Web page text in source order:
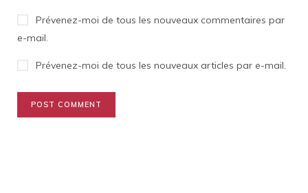
Prévenez-moi de tous les nouveaux commentaires par
e-mail.
Prévenez-moi de tous les nouveaux articles par e-mail.